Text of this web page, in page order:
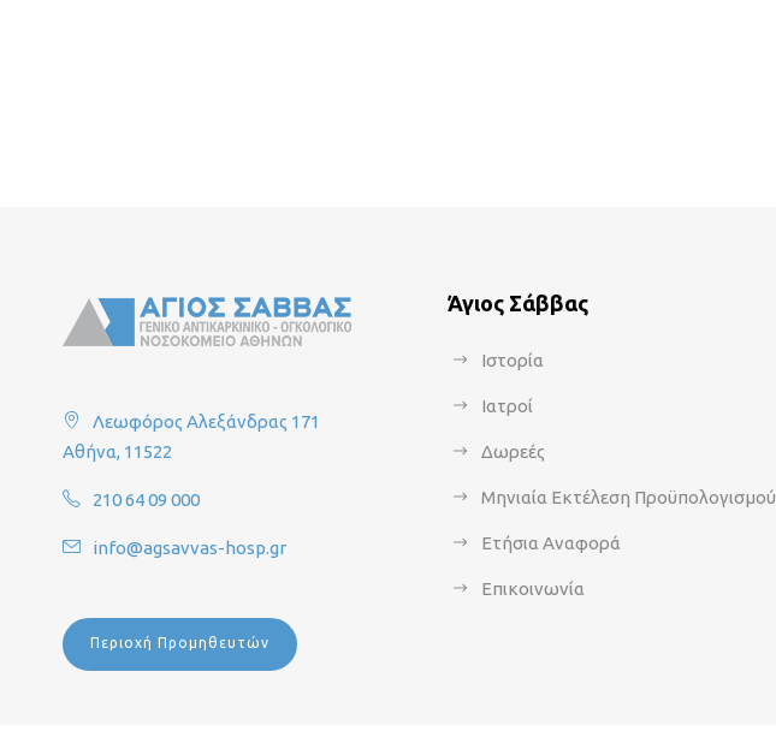
Λεωφόρος Αλεξάνδρας 171
Αθήνα, 11522
210 64 09 000
info@agsavvas-hosp.gr
Περιοχή Προμηθευτών
Άγιος Σάββας
Ιστορία
Ιατροί
Δωρεές
Μηνιαία Εκτέλεση Προϋπολογισμού
Ετήσια Αναφορά
Επικοινωνία